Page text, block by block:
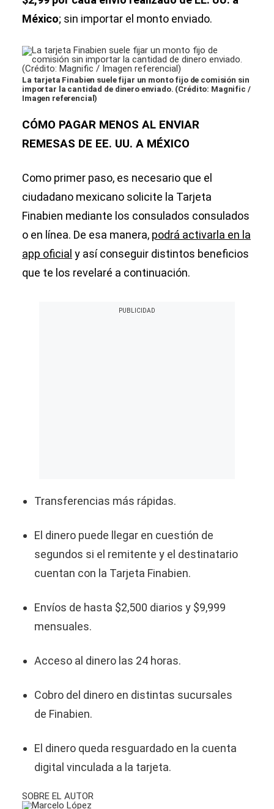
México; sin importar el monto enviado.
La tarjeta Finabien suele fijar un monto fijo de comisión sin
importar la cantidad de dinero enviado. (Crédito: Magnific /
Imagen referencial)
CÓMO PAGAR MENOS AL ENVIAR
REMESAS DE EE. UU. A MÉXICO
Como primer paso, es necesario que el
ciudadano mexicano solicite la Tarjeta
Finabien mediante los consulados consulados
o en línea. De esa manera, podrá activarla en la
app oficial y así conseguir distintos beneficios
que te los revelaré a continuación.
Transferencias más rápidas.
El dinero puede llegar en cuestión de
segundos si el remitente y el destinatario
cuentan con la Tarjeta Finabien.
Envíos de hasta $2,500 diarios y $9,999
mensuales.
Acceso al dinero las 24 horas.
Cobro del dinero en distintas sucursales
de Finabien.
El dinero queda resguardado en la cuenta
digital vinculada a la tarjeta.
SOBRE EL AUTOR